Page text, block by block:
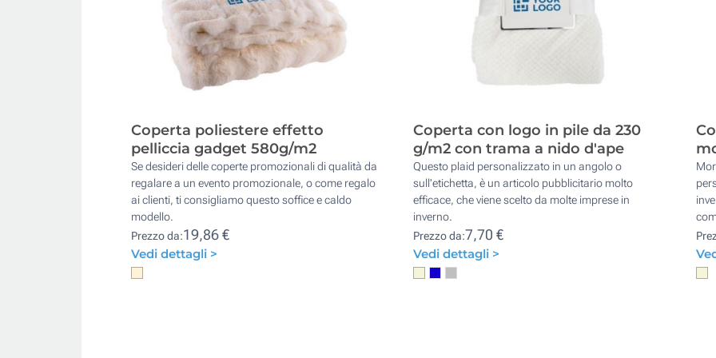
Coperta poliestere effetto
pelliccia gadget 580g/m2
Se desideri delle coperte promozionali di qualità da
regalare a un evento promozionale, o come regalo
ai clienti, ti consigliamo questo soffice e caldo
modello.
Prezzo da:19,86 €
Vedi dettagli >
Coperta con logo in pile da 230
g/m2 con trama a nido d'ape
Questo plaid personalizzato in un angolo o
sull'etichetta, è un articolo pubblicitario molto
efficace, che viene scelto da molte imprese in
inverno.
Prezzo da:7,70 €
Vedi dettagli >